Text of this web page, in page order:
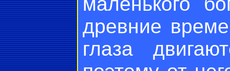
древние
глаза